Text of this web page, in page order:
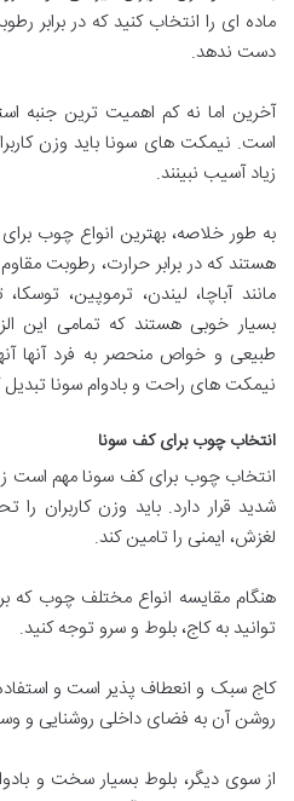
ماده ای را انتخاب کنید که در برابر
دست ندهد.
آخرین اما نه کم اهمیت ترین
است. نیمکت های سونا باید وزن
زیاد آسیب نبینند.
به طور خلاصه، بهترین انواع چوب
هستند که در برابر حرارت، رطوبت
مانند آباچا، لیندن، ترموپین،
بسیار خوبی هستند که تمامی این
طبیعی و خواص منحصر به فرد آنها
نیمکت های راحت و بادوام سونا
انتخاب چوب برای کف سونا
انتخاب چوب برای کف سونا مهم است
شدید قرار دارد. باید وزن کاربران
لغزش، ایمنی را تامین کند.
هنگام مقایسه انواع مختلف چوب که
توانید به کاج، بلوط و سرو توجه کنید.
کاج سبک و انعطاف پذیر است و
روشن آن به فضای داخلی روشنایی و
از سوی دیگر، بلوط بسیار سخت و